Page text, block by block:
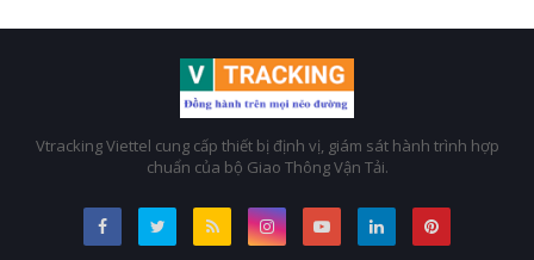
Vtracking Viettel cung cấp thiết bị định vị, giám sát hành trình hợp
chuẩn của bộ Giao Thông Vận Tải.